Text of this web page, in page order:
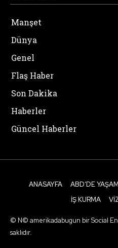
Manşet
Dünya
Genel
Flaş Haber
Son Dakika
Haberler
Güncel Haberler
ANASAYFA ABD’DE YAŞAM
İŞ KURMA
© N© amerikadabugun bir Social
saklıdır.